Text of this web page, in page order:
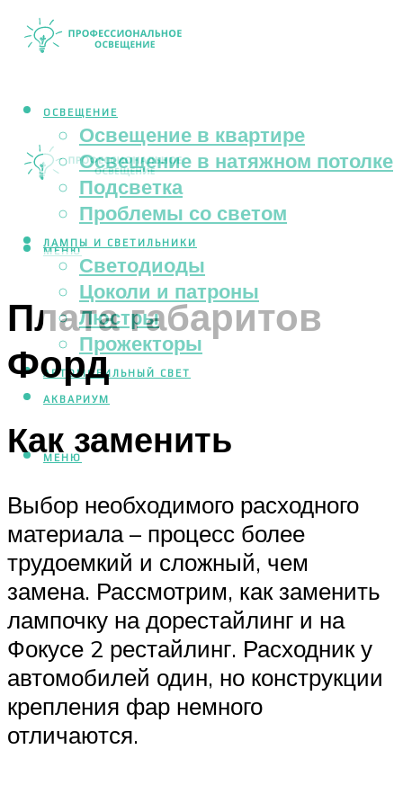
ОСВЕЩЕНИЕ
Освещение в квартире
Освещение в натяжном потолке
Подсветка
Проблемы со светом
ЛАМПЫ И СВЕТИЛЬНИКИ
Светодиоды
Цоколи и патроны
Люстры
Прожекторы
АВТОМОБИЛЬНЫЙ СВЕТ
АКВАРИУМ
МЕНЮ
МЕНЮ
Плата габаритов
Форд
Как заменить
Выбор необходимого расходного
материала – процесс более
трудоемкий и сложный, чем
замена. Рассмотрим, как заменить
лампочку на дорестайлинг и на
Фокусе 2 рестайлинг. Расходник у
автомобилей один, но конструкции
крепления фар немного
отличаются.